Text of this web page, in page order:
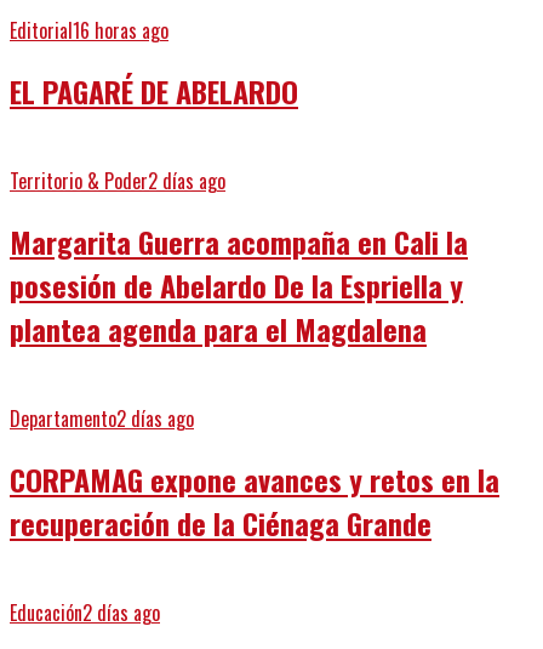
Editorial16 horas ago
EL PAGARÉ DE ABELARDO
Territorio & Poder2 días ago
Margarita Guerra acompaña en Cali la
posesión de Abelardo De la Espriella y
plantea agenda para el Magdalena
Departamento2 días ago
CORPAMAG expone avances y retos en la
recuperación de la Ciénaga Grande
Educación2 días ago